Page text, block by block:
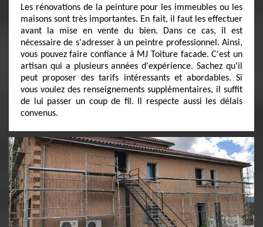
Les rénovations de la peinture pour les immeubles ou les
maisons sont très importantes. En fait, il faut les effectuer
avant la mise en vente du bien. Dans ce cas, il est
nécessaire de s'adresser à un peintre professionnel. Ainsi,
vous pouvez faire confiance à MJ Toiture facade. C'est un
artisan qui a plusieurs années d'expérience. Sachez qu'il
peut proposer des tarifs intéressants et abordables. Si
vous voulez des renseignements supplémentaires, il suffit
de lui passer un coup de fil. Il respecte aussi les délais
convenus.